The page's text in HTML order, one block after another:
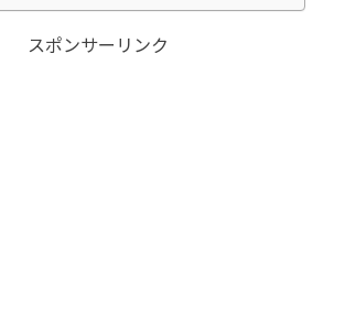
スポンサーリンク